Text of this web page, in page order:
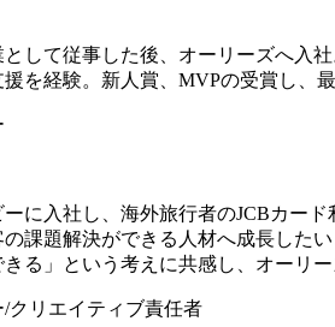
して従事した後、オーリーズへ入
を経験。新人賞、MVPの受賞し、
に入社し、海外旅行者のJCBカー
課題解決ができる人材へ成長した
る」という考えに共感し、オーリー
クリエイティブ責任者